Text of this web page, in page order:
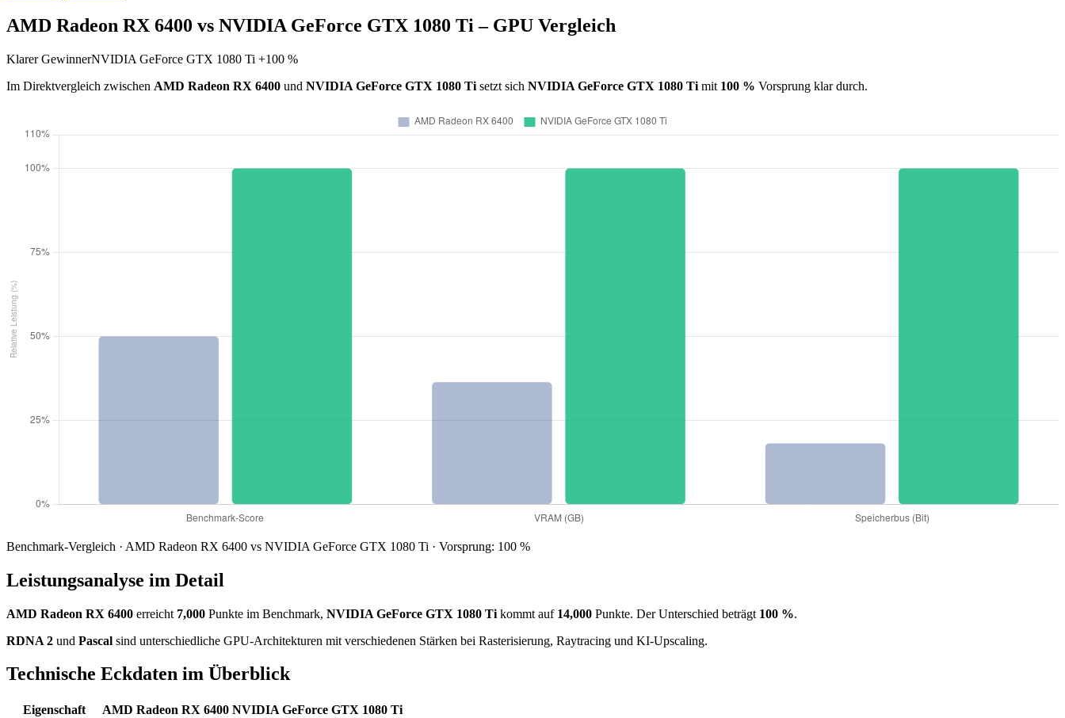
AMD Radeon RX 6400 vs NVIDIA GeForce GTX 1080 Ti – GPU Vergleich
Klarer GewinnerNVIDIA GeForce GTX 1080 Ti +100 %
Im Direktvergleich zwischen AMD Radeon RX 6400 und NVIDIA GeForce GTX 1080 Ti setzt sich NVIDIA GeForce GTX 1080 Ti mit 100 % Vorsprung klar durch.
Benchmark-Vergleich · AMD Radeon RX 6400 vs NVIDIA GeForce GTX 1080 Ti · Vorsprung: 100 %
Leistungsanalyse im Detail
AMD Radeon RX 6400 erreicht 7,000 Punkte im Benchmark, NVIDIA GeForce GTX 1080 Ti kommt auf 14,000 Punkte. Der Unterschied beträgt 100 %.
RDNA 2 und Pascal sind unterschiedliche GPU-Architekturen mit verschiedenen Stärken bei Rasterisierung, Raytracing und KI-Upscaling.
Technische Eckdaten im Überblick
Eigenschaft AMD Radeon RX 6400 NVIDIA GeForce GTX 1080 Ti